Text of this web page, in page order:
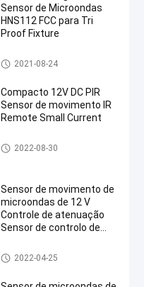
Sensor de Microondas
HNS112 FCC para Tri
Proof Fixture
Sensor de microondas de 12
V
2021-08-24
Compacto 12V DC PIR
Sensor de movimento IR
Remote Small Current
Sensor de microondas de 12
V
2022-08-30
Sensor de movimento de
microondas de 12 V
Controle de atenuação
Sensor de controlo de
Sensor de microondas de 12
V
2022-04-25